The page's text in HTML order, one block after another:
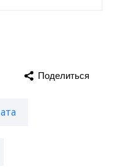
Поделиться